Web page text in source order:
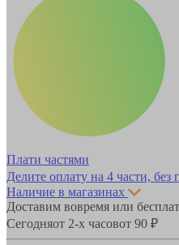
Плати частями
Делите оплату на 4 части, без
Наличие в магазинах
Доставим вовремя или
Сегодняот 2-х часовот 90 ₽